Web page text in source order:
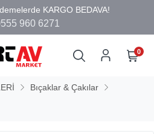
960 6271
0
Bıçaklar & Çakılar